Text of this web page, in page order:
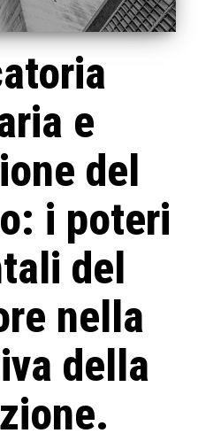
e
del
i poteri
del
nella
della